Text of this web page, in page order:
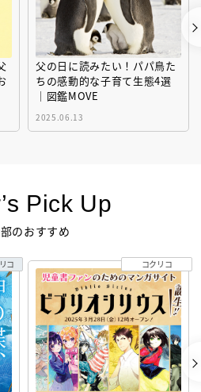
父の日に読みたい！パパ鳥た
ちの感動的な子育て生態4選
｜図鑑MOVE
2025.06.13
Pick Up
のおすすめ
コ コクリコ